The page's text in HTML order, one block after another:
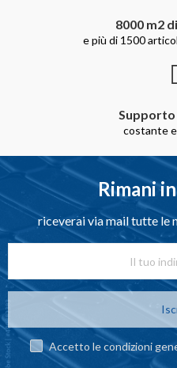
8000 m2
e più di 1500
costante
Rimani
riceverai via mail tutte le
Accetto le condizioni